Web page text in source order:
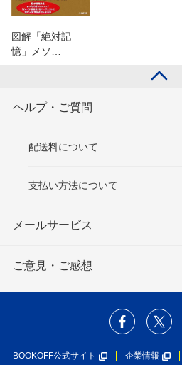
図解「絶対記
憶」メソ…
ヘルプ・ご質問
配送料について
支払い方法について
メールサービス
ご意見・ご感想
BOOKOFF公式サイト 企業情報